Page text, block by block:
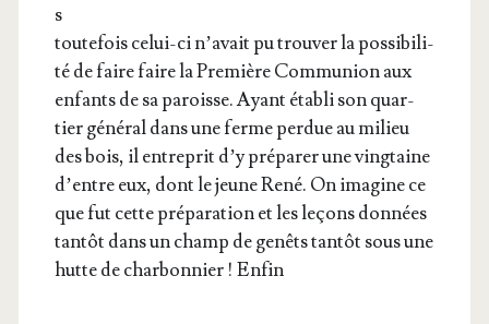
s
tou­te­fois celui-ci n’a­vait pu trou­ver la pos­si­bi­li­
té de faire faire la Pre­mière Com­mu­nion aux
enfants de sa paroisse. Ayant éta­bli son quar­
tier géné­ral dans une ferme per­due au milieu
des bois, il entre­prit d’y pré­pa­rer une ving­taine
d’entre eux, dont le jeune René. On ima­gine ce
que fut cette pré­pa­ra­tion et les leçons don­nées
tan­tôt dans un champ de genêts tan­tôt sous une
hutte de char­bon­nier ! Enfin